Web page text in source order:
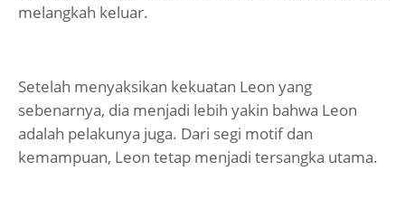
melangkah keluar.
Setelah menyaksikan kekuatan Leon yang
sebenarnya, dia menjadi lebih yakin bahwa Leon
adalah pelakunya juga. Dari segi motif dan
kemampuan, Leon tetap menjadi tersangka utama.